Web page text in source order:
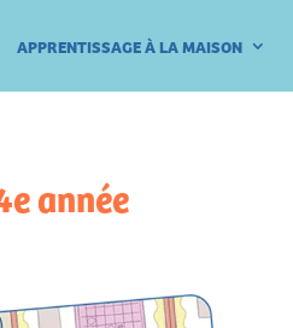
APPRENTISSAGE À LA MAISON
année